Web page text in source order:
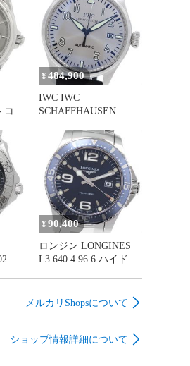
ー
¥ 484,900
IWC IWC
SCHAFFHAUSEN
ウォッチ マークXVI フ
ァザー＆サン デイト
自動巻き メンズ
_973369
シ
¥ 90,400
ロンジン LONGINES
L3.640.4.96.6 ハイドロ
書付き_964970
メルカリShopsについて
ショップ情報詳細について